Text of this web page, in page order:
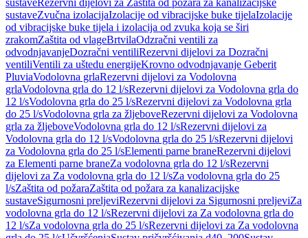
sustaveRezervni dijelovi za Zaštita od požara za kanalizacijske
sustaveZvučna izolacijaIzolacije od vibracijske buke tijelaIzolacije
od vibracijske buke tijela i izolacija od zvuka koja se širi
zrakomZaštita od vlageBrtvilaOdzračni ventili za
odvodnjavanjeDozračni ventiliRezervni dijelovi za Dozračni
ventiliVentili za uštedu energijeKrovno odvodnjavanje Geberit
PluviaVodolovna grlaRezervni dijelovi za Vodolovna
grlaVodolovna grla do 12 l/sRezervni dijelovi za Vodolovna grla do
12 l/sVodolovna grla do 25 l/sRezervni dijelovi za Vodolovna grla
do 25 l/sVodolovna grla za žljeboveRezervni dijelovi za Vodolovna
grla za žljeboveVodolovna grla do 12 l/sRezervni dijelovi za
Vodolovna grla do 12 l/sVodolovna grla do 25 l/sRezervni dijelovi
za Vodolovna grla do 25 l/sElementi parne braneRezervni dijelovi
za Elementi parne braneZa vodolovna grla do 12 l/sRezervni
dijelovi za Za vodolovna grla do 12 l/sZa vodolovna grla do 25
l/sZaštita od požaraZaštita od požara za kanalizacijske
sustaveSigurnosni preljeviRezervni dijelovi za Sigurnosni preljeviZa
vodolovna grla do 12 l/sRezervni dijelovi za Za vodolovna grla do
12 l/sZa vodolovna grla do 25 l/sRezervni dijelovi za Za vodolovna